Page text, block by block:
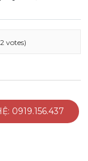
votes)
0919.156.437